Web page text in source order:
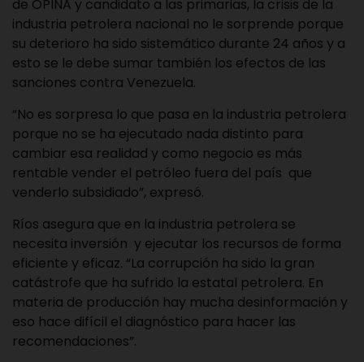
de OPINA y candidato a las primarias, la crisis de la
industria petrolera nacional no le sorprende porque
su deterioro ha sido sistemático durante 24 años y a
esto se le debe sumar también los efectos de las
sanciones contra Venezuela.
“No es sorpresa lo que pasa en la industria petrolera
porque no se ha ejecutado nada distinto para
cambiar esa realidad y como negocio es más
rentable vender el petróleo fuera del país que
venderlo subsidiado”, expresó.
Ríos asegura que en la industria petrolera se
necesita inversión y ejecutar los recursos de forma
eficiente y eficaz. “La corrupción ha sido la gran
catástrofe que ha sufrido la estatal petrolera. En
materia de producción hay mucha desinformación y
eso hace difícil el diagnóstico para hacer las
recomendaciones”.